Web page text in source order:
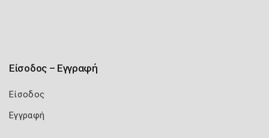
Είσοδος – Εγγραφή
Είσοδος
Εγγραφή